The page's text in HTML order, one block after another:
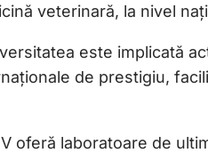
veterinară, la nivel
este implicată
de prestigiu,
oferă laboratoare de